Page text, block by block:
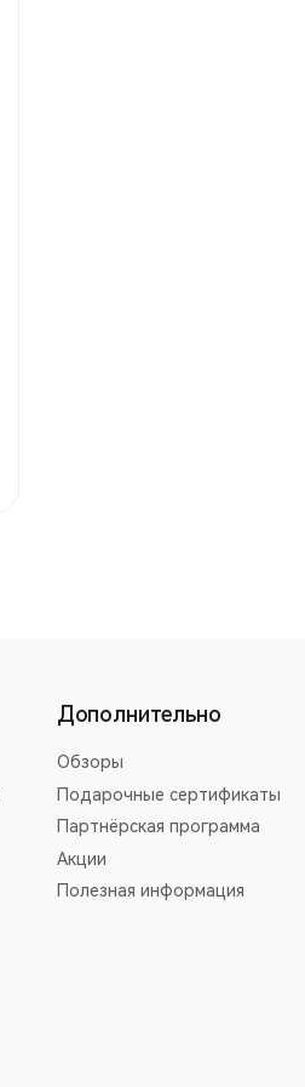
Дополнительно
Обзоры
Подарочные сертификаты
Партнёрская программа
Акции
Полезная информация